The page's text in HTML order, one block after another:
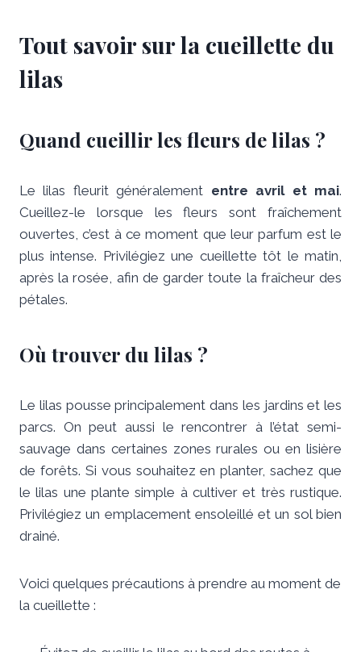
Tout savoir sur la cueillette du
lilas
Quand cueillir les fleurs de lilas ?
Le lilas fleurit généralement entre avril et mai.
Cueillez-le lorsque les fleurs sont fraîchement
ouvertes, c’est à ce moment que leur parfum est le
plus intense. Privilégiez une cueillette tôt le matin,
après la rosée, afin de garder toute la fraîcheur des
pétales.
Où trouver du lilas ?
Le lilas pousse principalement dans les jardins et les
parcs. On peut aussi le rencontrer à l’état semi-
sauvage dans certaines zones rurales ou en lisière
de forêts. Si vous souhaitez en planter, sachez que
le lilas une plante simple à cultiver et très rustique.
Privilégiez un emplacement ensoleillé et un sol bien
drainé.
Voici quelques précautions à prendre au moment de
la cueillette :